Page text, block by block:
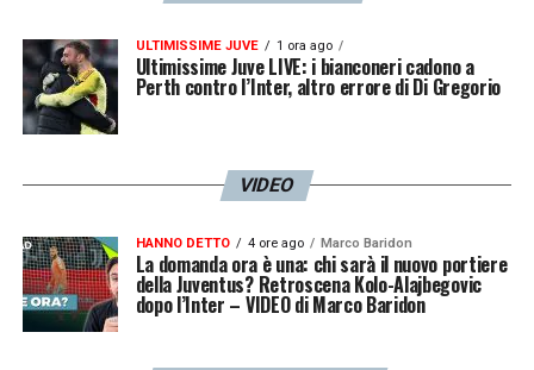
ULTIMISSIME JUVE 1 ora ago
Ultimissime Juve LIVE: i bianconeri cadono a
Perth contro l’Inter, altro errore di Di Gregorio
VIDEO
HANNO DETTO 4 ore ago Marco Baridon
La domanda ora è una: chi sarà il nuovo portiere
della Juventus? Retroscena Kolo-Alajbegovic
dopo l’Inter – VIDEO di Marco Baridon